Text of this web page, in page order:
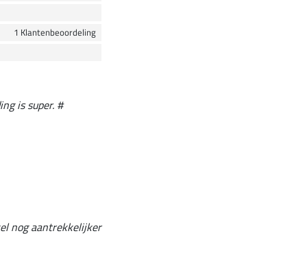
1 Klantenbeoordeling
is super. #
nog aantrekkelijker